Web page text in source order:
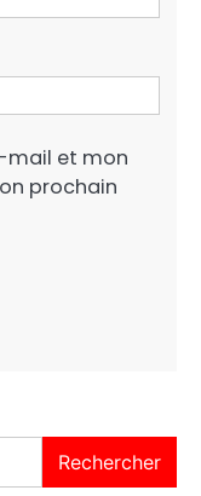
mail et mon
prochain
Rechercher